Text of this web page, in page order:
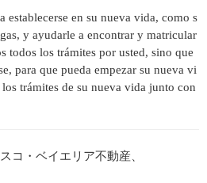
establecerse en su nueva vida, como s
y ayudarle a encontrar y matricular
todos los trámites por usted, sino que
para que pueda empezar su nueva vi
trámites de su nueva vida junto con